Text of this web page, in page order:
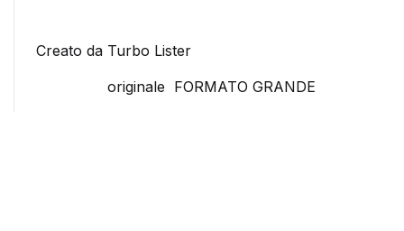
Creato da Turbo Lister
originale FORMATO GRANDE